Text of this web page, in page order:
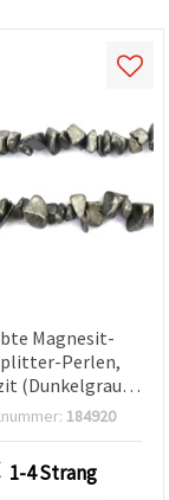
Magnesit-
Perlen,
(Dunkelgrau),
Strang ca. 80 cm
&
Basteln
184920
1-4 Strang